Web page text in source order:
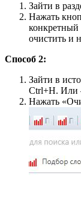
Зайти в
Нажать
конкретный
очистить и
Способ 2:
Зайти в
Ctrl+H. Или
Нажать